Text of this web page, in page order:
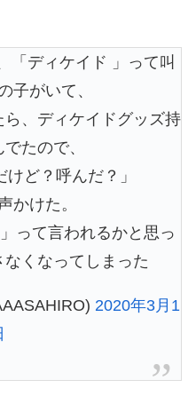
「ディケイド 」って叫
子がいて、
、ディケイドグッズ持
たので、
けど？呼んだ？」
かけた。
って言われるかと思っ
くなってしまった
2020年3月1